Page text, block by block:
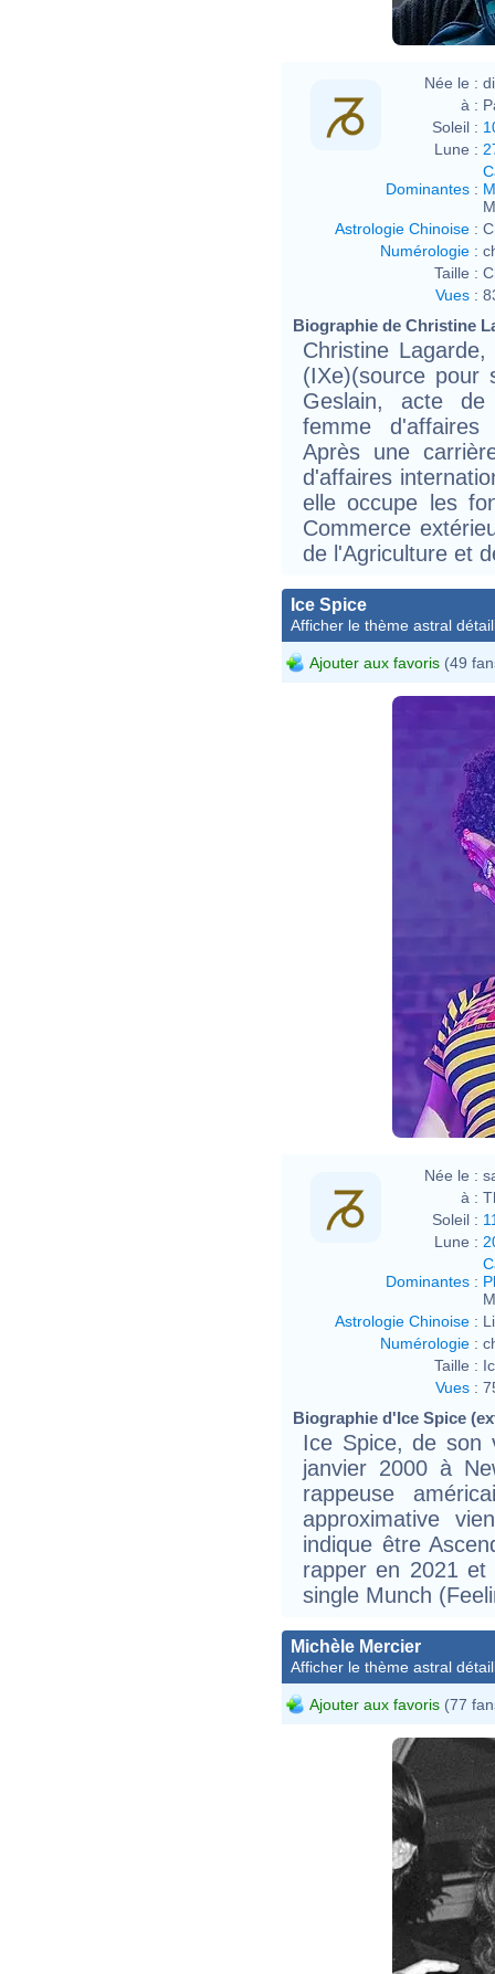
Née le :
à :
Soleil :
Lune :
Dominantes :
Astrologie Chinoise :
Numérologie :
Taille :
Vues :
Biographie de Christine
Christine
(IXe)(source pour
Geslain, acte
femme
Après une
d'affaires
elle occupe les
Commerce
de l'Agriculture et
Ice Spice
Afficher le thème astral
Ajouter aux favoris (49
Née le :
à :
Soleil :
Lune :
Dominantes :
Astrologie Chinoise :
Numérologie :
Taille :
Vues :
Biographie d'Ice Spice
Ice Spice, de son
janvier 2000 à
rappeuse
approximative
indique être
rapper en 2021 et
single Munch
Michèle Mercier
Afficher le thème astral
Ajouter aux favoris (77